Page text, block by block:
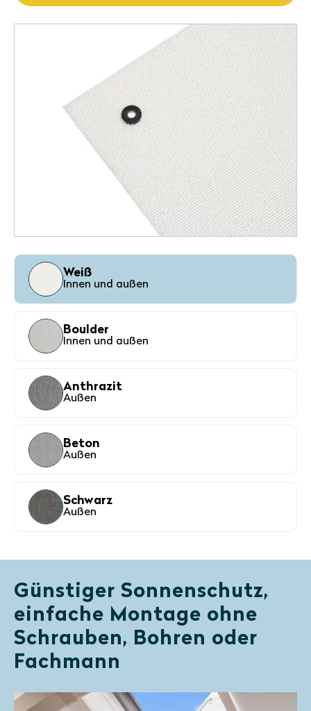
Weiß
Innen und außen
Boulder
Innen und außen
Anthrazit
Außen
Beton
Außen
Schwarz
Außen
Günstiger Sonnenschutz,
einfache Montage ohne
Schrauben, Bohren oder
Fachmann